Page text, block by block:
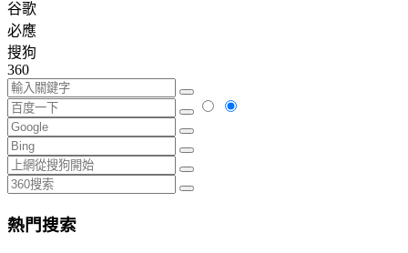
谷歌
必應
搜狗
360
熱門搜索